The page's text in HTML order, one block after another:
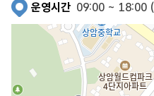
운영시간 09:00 ~ 18:00 (